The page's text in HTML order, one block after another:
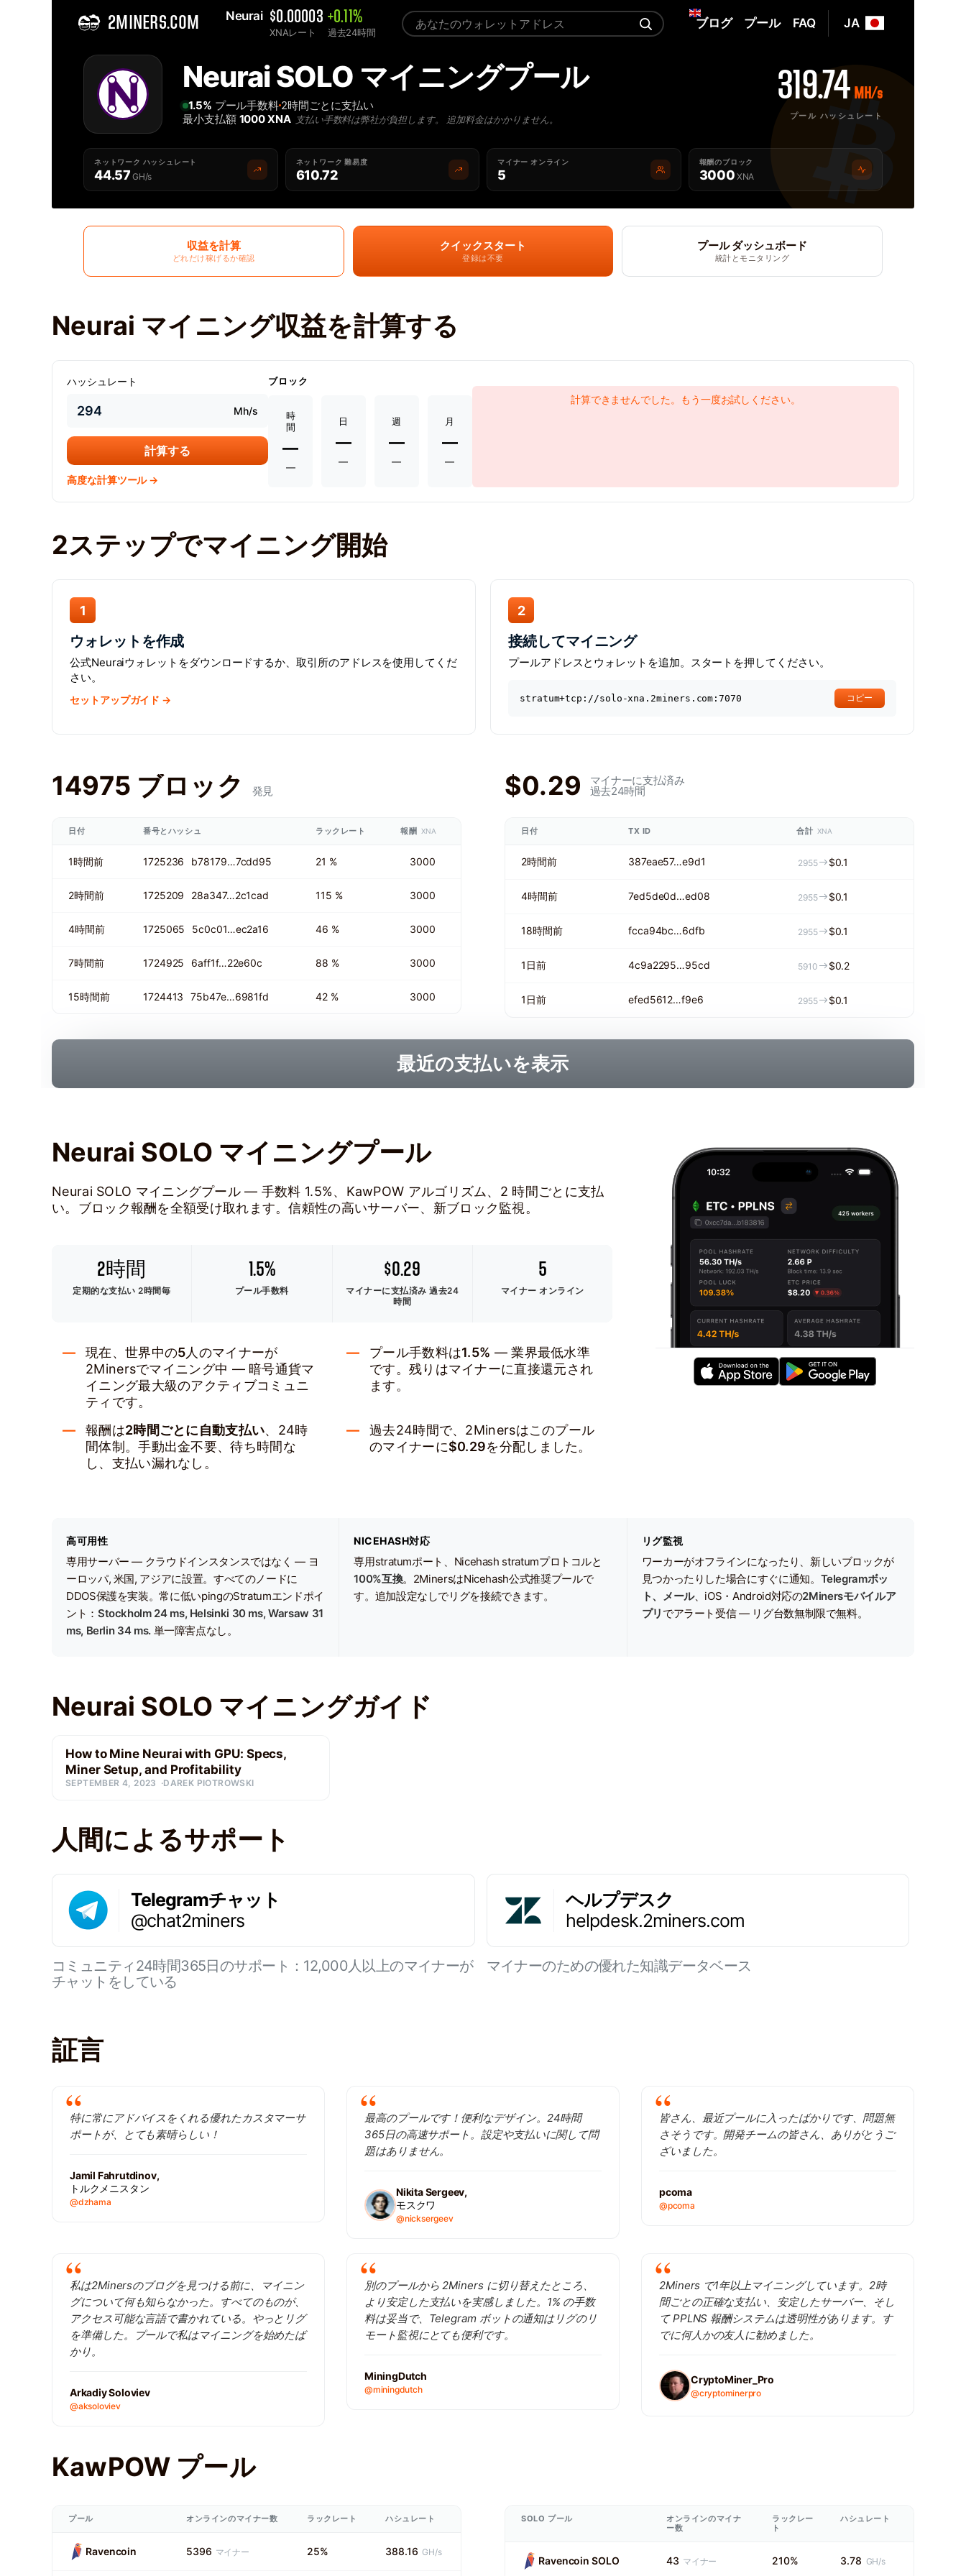
2MINERS.COM Neurai $0.00003
XNAレート
+0.11%
過去24時間
JA
ブログ プール FAQ
単独 Neurai XNA マイニングプール - 2MinersNeurai SOLO マイニングプール
1.5% プール手数料 2時間ごとに支払い
最小支払額 1000 XNA 支払い手数料は弊社が負担します。 追加料金はかかりません。
319.74 MH/s
プール ハッシュレート
ネットワーク ハッシュレート
44.57 GH/s
ネットワーク 難易度
610.72
マイナー オンライン
5
報酬のブロック
3000 XNA
収益を計算
どれだけ稼げるか確認
クイックスタート
登録は不要
プール ダッシュボード
統計とモニタリング
Neurai マイニング収益を計算する
ハッシュレート
Mh/s
計算する
高度な計算ツール →
ブロック
時
間
—
—
日
—
—
週
—
—
月
—
—
計算できませんでした。もう一度お試しください。
2ステップでマイニング開始
1
ウォレットを作成
公式Neuraiウォレットをダウンロードするか、取引所のアドレスを使用してくだ
さい。
セットアップガイド →
2
接続してマイニング
プールアドレスとウォレットを追加。スタートを押してください。
stratum+tcp://solo-xna.2miners.com:7070 コピー
14975 ブロック 発見
日付 番号とハッシュ ラックレート 報酬 XNA
1時間前 1725236 b78179…7cdd95 21 % 3000
2時間前 1725209 28a347…2c1cad 115 % 3000
4時間前 1725065 5c0c01…ec2a16 46 % 3000
7時間前 1724925 6aff1f…22e60c 88 % 3000
15時間前 1724413 75b47e…6981fd 42 % 3000
$0.29 マイナーに支払済み
過去24時間
日付 TX ID 合計 XNA
2時間前 387eae57…e9d1 2955 $0.1
4時間前 7ed5de0d…ed08 2955 $0.1
18時間前 fcca94bc…6dfb 2955 $0.1
1日前 4c9a2295…95cd 5910 $0.2
1日前 efed5612…f9e6 2955 $0.1
最近の支払いを表示
Neurai SOLO マイニングプール
Neurai SOLO マイニングプール — 手数料 1.5%、KawPOW アルゴリズム、2 時間ごとに支払
い。ブロック報酬を全額受け取れます。信頼性の高いサーバー、新ブロック監視。
2時間
定期的な支払い 2時間毎
1.5%
プール手数料
$0.29
マイナーに支払済み過去24
時間
5
マイナー オンライン
現在、世界中の5人のマイナーが
2Minersでマイニング中 — 暗号通貨マ
イニング最大級のアクティブコミュニ
ティです。
プール手数料は1.5% — 業界最低水準
です。残りはマイナーに直接還元され
ます。
報酬は2時間ごとに自動支払い、24時
間体制。手動出金不要、待ち時間な
し、支払い漏れなし。
過去24時間で、2Minersはこのプール
のマイナーに$0.29を分配しました。
高可用性
専用サーバー — クラウドインスタンスではなく — ヨ
ーロッパ, 米国, アジアに設置。すべてのノードに
DDOS保護を実装。常に低いpingのStratumエンドポイ
ント： Stockholm 24 ms, Helsinki 30 ms, Warsaw 31
ms, Berlin 34 ms.単一障害点なし。
NICEHASH対応
専用stratumポート、Nicehash stratumプロトコルと
100%互換。2MinersはNicehash公式推奨プールで
す。追加設定なしでリグを接続できます。
リグ監視
ワーカーがオフラインになったり、新しいブロックが
見つかったりした場合にすぐに通知。 Telegramボッ
ト、メール、iOS・Android対応の2Minersモバイルア
プリ でアラート受信 — リグ台数無制限で無料。
Neurai SOLO マイニングガイド
How to Mine Neurai with GPU: Specs,
Miner Setup, and Profitability
SEPTEMBER 4, 2023 DAREK PIOTROWSKI
人間によるサポート
Telegramチャット
@chat2miners
コミュニティ24時間365日のサポート：12,000人以上のマイナーが
チャットをしている
ヘルプデスク
helpdesk.2miners.com
マイナーのための優れた知識データベース
証言
特に常にアドバイスをくれる優れたカスタマーサ
ポートが、とても素晴らしい！
Jamil Fahrutdinov,
トルクメニスタン
@dzhama
最高のプールです！便利なデザイン。24時間
365日の高速サポート。設定や支払いに関して問
題はありません。
Nikita Sergeev,
モスクワ
@nicksergeev
皆さん、最近プールに入ったばかりです、問題無
さそうです。開発チームの皆さん、ありがとうご
ざいました。
pcoma
@pcoma
私は2Minersのブログを見つける前に、マイニン
グについて何も知らなかった。すべてのものが、
アクセス可能な言語で書かれている。やっとリグ
を準備した。プールで私はマイニングを始めたば
かり。
Arkadiy Soloviev
@aksoloviev
別のプールから 2Miners に切り替えたところ、
より安定した支払いを実感しました。1% の手数
料は妥当で、Telegram ボットの通知はリグのリ
モート監視にとても便利です。
MiningDutch
@miningdutch
2Miners で1年以上マイニングしています。2時
間ごとの正確な支払い、安定したサーバー、そし
て PPLNS 報酬システムは透明性があります。す
でに何人かの友人に勧めました。
CryptoMiner_Pro
@cryptominerpro
KawPOW プール
プール オンラインのマイナー数 ラックレート ハシュレート
Ravencoin 5396 マイナー 25% 388.16 GH/s
SOLO プール
オンラインのマイナ
ー数
ラックレー
ト
ハシュレート
Ravencoin SOLO 43 マイナー 210% 3.78 GH/s